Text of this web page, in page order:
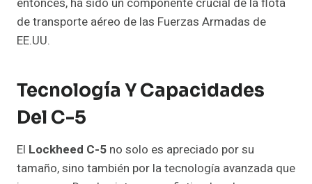
de transporte aéreo de las Fuerzas Armadas de
EE.UU.
Tecnología Y Capacidades
Del C-5
El Lockheed C-5 no solo es apreciado por su
tamaño, sino también por la tecnología avanzada que